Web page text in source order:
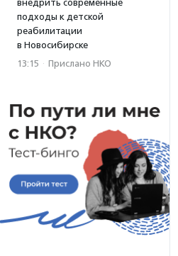
внедрить современные
подходы к детской
реабилитации
в Новосибирске
13:15 · Прислано НКО